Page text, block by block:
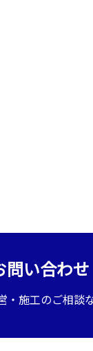
問い合わせ
施工のご相談